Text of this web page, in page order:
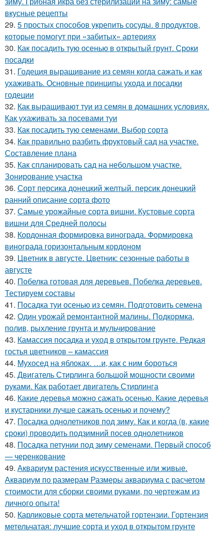
вкусные рецепты
29. 5 простых способов укрепить сосуды. 8 продуктов,
которые помогут при «забитых» артериях
30. Как посадить тую осенью в открытый грунт. Сроки
посадки
31. Годеция выращивание из семян когда сажать и как
ухаживать. Основные принципы ухода и посадки
годеции
32. Как выращивают туи из семян в домашних условиях.
Как ухаживать за посевами туи
33. Как посадить тую семенами. Выбор сорта
34. Как правильно разбить фруктовый сад на участке.
Составление плана
35. Как спланировать сад на небольшом участке.
Зонирование участка
36. Сорт персика донецкий желтый. персик донецкий
ранний описание сорта фото
37. Самые урожайные сорта вишни. Кустовые сорта
вишни для Средней полосы
38. Кордонная формировка винограда. Формировка
винограда горизонтальным кордоном
39. Цветник в августе. Цветник: сезонные работы в
августе
40. Побелка готовая для деревьев. Побелка деревьев.
Тестируем составы
41. Посадка туи осенью из семян. Подготовить семена
42. Один урожай ремонтантной малины. Подкормка,
полив, рыхление грунта и мульчирование
43. Камассия посадка и уход в открытом грунте. Редкая
гостья цветников – камассия
44. Мухосед на яблоках. …и, как с ним бороться
45. Двигатель Стирлинга большой мощности своими
руками. Как работает двигатель Стирлинга
46. Какие деревья можно сажать осенью. Какие деревья
и кустарники лучше сажать осенью и почему?
47. Посадка однолетников под зиму. Как и когда (в, какие
сроки) проводить подзимний посев однолетников
48. Посадка петунии под зиму семенами. Первый способ
— черенкование
49. Аквариум растения искусственные или живые.
Аквариум по размерам Размеры аквариума с расчетом
стоимости для сборки своими руками, по чертежам из
личного опыта!
50. Карликовые сорта метельчатой гортензии. Гортензия
метельчатая: лучшие сорта и уход в открытом грунте